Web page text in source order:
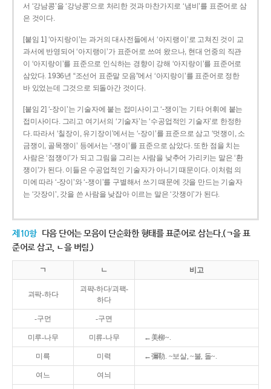
서 ‘강남콩’을 ‘강낭콩’으로 처리한 것과 마찬가지로 ‘냄비’를 표준어로 삼
은 것이다.
[붙임 1] ‘아지랑이’는 과거의 대사전들에서 ‘아지랭이’로 고쳐진 것이 교
과서에 반영되어 ‘아지랭이’가 표준어로 쓰여 왔으나, 현대 언중의 직관
이 ‘아지랑이’를 표준으로 인식하는 경향이 강해 ‘아지랑이’를 표준어로
삼았다. 1936년 “조선어 표준말 모음”에서 ‘아지랑이’를 표준어로 정한
바 있었는데 그것으로 되돌아간 것이다.
[붙임 2] ‘-장이’는 기술자에 붙는 접미사이고 ‘-쟁이’는 기타 어휘에 붙는
접미사이다. 그리고 여기서의 ‘기술자’는 ‘수공업적인 기술자’로 한정한
다. 따라서 ‘칠장이, 유기장이’에서는 ‘-장이’를 표준으로 삼고 ‘멋쟁이, 소
금쟁이, 골목쟁이’ 등에서는 ‘-쟁이’를 표준으로 삼았다. 또한 점을 치는
사람은 ‘점쟁이’가 되고 그림을 그리는 사람을 낮추어 가리키는 말은 ‘환
쟁이’가 된다. 이들은 수공업적인 기술자가 아니기 때문이다. 이처럼 의
미에 따라 ‘-장이’와 ‘-쟁이’를 구별해서 쓰기 때문에 갓을 만드는 기술자
는 ‘갓장이’, 갓을 쓴 사람을 낮잡아 이르는 말은 ‘갓쟁이’가 된다.
제10항 다음 단어는 모음이 단순화한 형태를 표준어로 삼는다.(ㄱ을 표
준어로 삼고, ㄴ을 버림.)
ㄱ ㄴ 비고
괴팍-하다
괴퍅-하다/괴팩-
하다
-구먼 -구면
미루-나무 미류-나무 ←美柳~.
미륵 미력 ←彌勒. ~보살, ~불, 돌~.
여느 여늬